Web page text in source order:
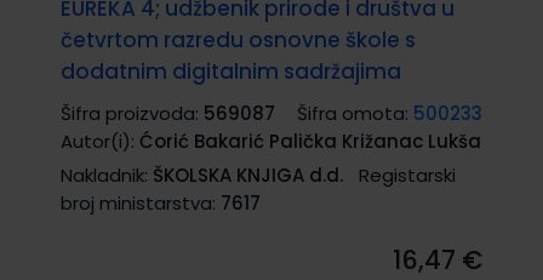
EUREKA 4; udžbenik prirode i društva u
četvrtom razredu osnovne škole s
dodatnim digitalnim sadržajima
Šifra proizvoda: 569087 Šifra omota: 500233
Autor(i): Ćorić Bakarić Palička Križanac Lukša
Nakladnik: ŠKOLSKA KNJIGA d.d.
Registarski
broj ministarstva: 7617
16,47 €